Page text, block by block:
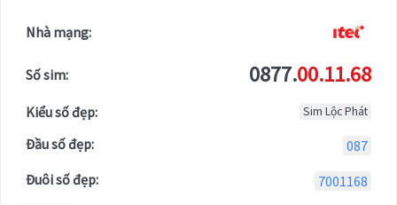
Nhà mạng:
Số sim: 0877.00.11.68
Kiểu số đẹp: Sim Lộc Phát
Đầu số đẹp:
087
Đuôi số đẹp:
7001168